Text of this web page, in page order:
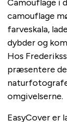
Camouflage i
camouflage
farveskala,
dybder og
Hos
præsentere
omgivelserne.
EasyCover er